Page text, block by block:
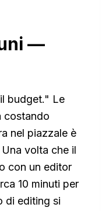
—
budget." Le
costando
nel piazzale è
volta che il
con un editor
10 minuti per
di editing si